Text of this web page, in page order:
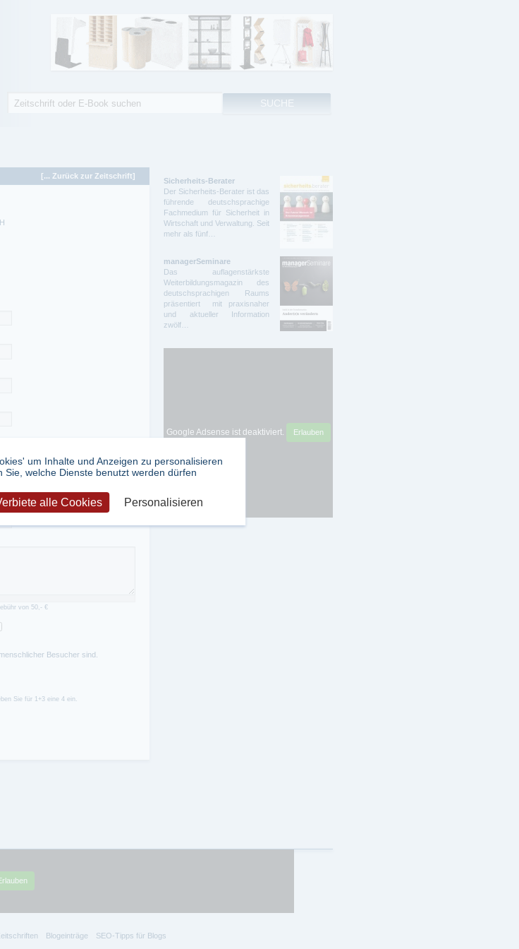
[... Zurück zur Zeitschrift]
von 50,- €
Besucher sind.
Sie für 1+3 eine 4 ein.
Sicherheits-Berater
Der Sicherheits-Berater ist das
führende deutschsprachige
Fachmedium für Sicherheit in
Wirtschaft und Verwaltung. Seit
mehr als fünf…
managerSeminare
Das auflagenstärkste
Weiterbildungsmagazin des
deutschsprachigen Raums
präsentiert mit praxisnaher
und aktueller Information
zwölf…
Google Adsense ist deaktiviert. Erlauben
Suchformular
Blogeinträge SEO-Tipps für Blogs
um Inhalte und Anzeigen zu personalisieren
Sie, welche Dienste benutzt werden dürfen
alle Cookies Personalisieren